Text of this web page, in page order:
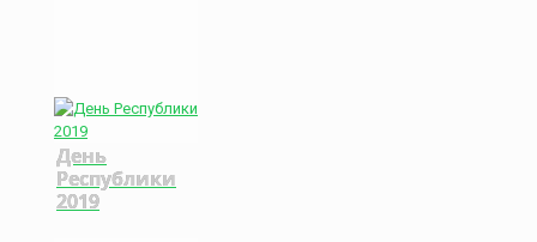
День
Республики
2019